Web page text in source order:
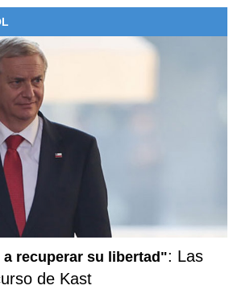
recuperar su libertad": Las
de Kast